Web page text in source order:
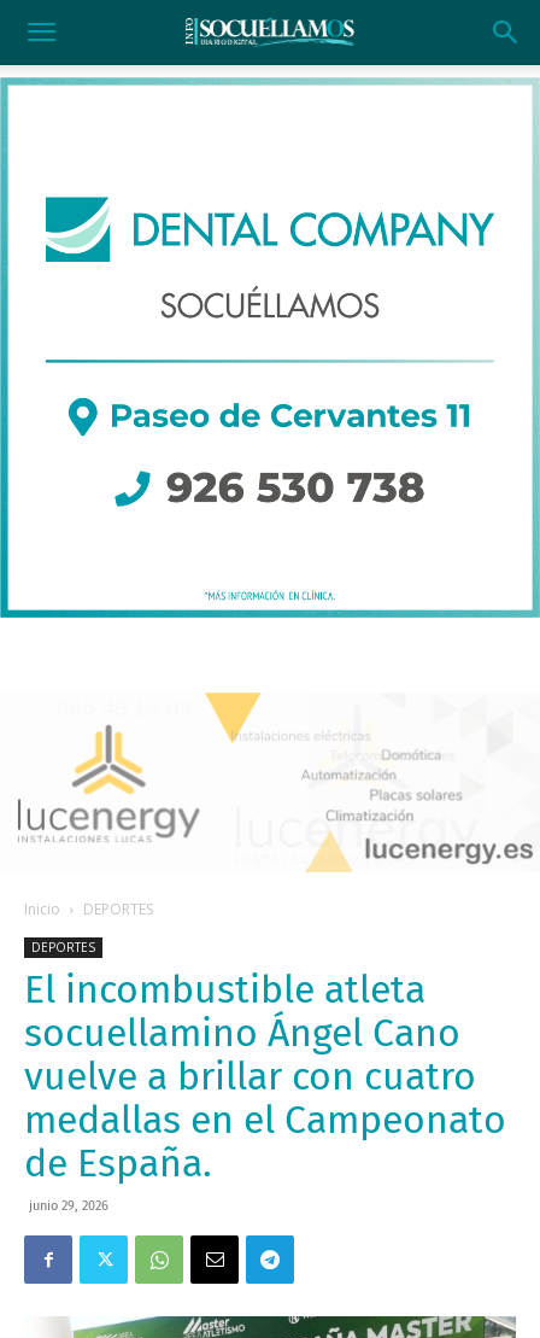
Inicio DEPORTES
DEPORTES
El incombustible atleta
socuellamino Ángel Cano
vuelve a brillar con cuatro
medallas en el Campeonato
de España.
junio 29, 2026